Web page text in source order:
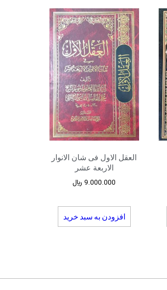
العقل الاول فی شان الانوار
الاربعة عشر
9.000.000 ﷼
افزودن به سبد خرید